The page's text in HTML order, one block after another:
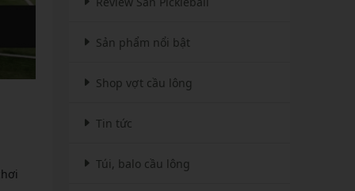
Sản phẩm nổi bật
Shop vợt cầu lông
Tin tức
Túi, balo cầu lông